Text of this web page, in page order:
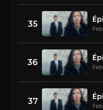
35
36
37